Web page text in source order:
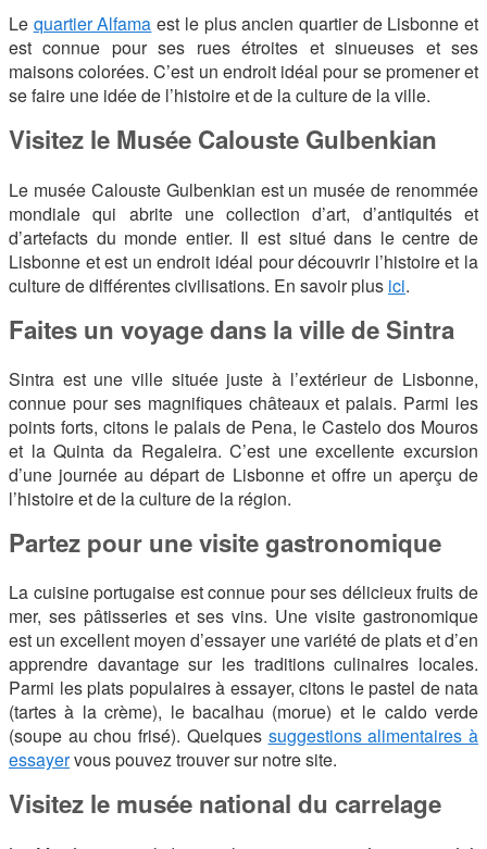
Le quartier Alfama est le plus ancien quartier de Lisbonne et
est connue pour ses rues étroites et sinueuses et ses
maisons colorées. C’est un endroit idéal pour se promener et
se faire une idée de l’histoire et de la culture de la ville.
Visitez le Musée Calouste Gulbenkian
Le musée Calouste Gulbenkian est un musée de renommée
mondiale qui abrite une collection d’art, d’antiquités et
d’artefacts du monde entier. Il est situé dans le centre de
Lisbonne et est un endroit idéal pour découvrir l’histoire et la
culture de différentes civilisations. En savoir plus ici.
Faites un voyage dans la ville de Sintra
Sintra est une ville située juste à l’extérieur de Lisbonne,
connue pour ses magnifiques châteaux et palais. Parmi les
points forts, citons le palais de Pena, le Castelo dos Mouros
et la Quinta da Regaleira. C’est une excellente excursion
d’une journée au départ de Lisbonne et offre un aperçu de
l’histoire et de la culture de la région.
Partez pour une visite gastronomique
La cuisine portugaise est connue pour ses délicieux fruits de
mer, ses pâtisseries et ses vins. Une visite gastronomique
est un excellent moyen d’essayer une variété de plats et d’en
apprendre davantage sur les traditions culinaires locales.
Parmi les plats populaires à essayer, citons le pastel de nata
(tartes à la crème), le bacalhau (morue) et le caldo verde
(soupe au chou frisé). Quelques suggestions alimentaires à
essayervous pouvez trouver sur notre site.
Visitez le musée national du carrelage